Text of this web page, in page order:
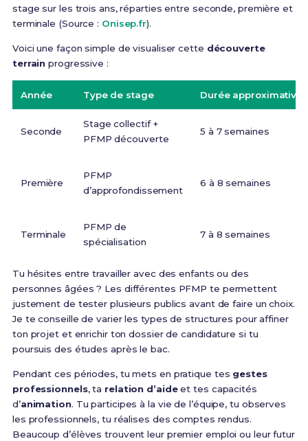
stage sur les trois ans, réparties entre seconde, première et
terminale (Source : Onisep.fr).
Voici une façon simple de visualiser cette découverte
terrain progressive :
Année Type de stage Durée approximative
Seconde
Stage collectif +
PFMP découverte
5 à 7 semaines
Première
PFMP
d’approfondissement
6 à 8 semaines
Terminale
PFMP de
spécialisation
7 à 8 semaines
Tu hésites entre travailler avec des enfants ou des
personnes âgées ? Les différentes PFMP te permettent
justement de tester plusieurs publics avant de faire un choix.
Je te conseille de varier les types de structures pour affiner
ton projet et enrichir ton dossier de candidature si tu
poursuis des études après le bac.
Pendant ces périodes, tu mets en pratique tes gestes
professionnels, ta relation d’aideet tes capacités
d’animation. Tu participes à la vie de l’équipe, tu observes
les professionnels, tu réalises des comptes rendus.
Beaucoup d’élèves trouvent leur premier emploi ou leur futur